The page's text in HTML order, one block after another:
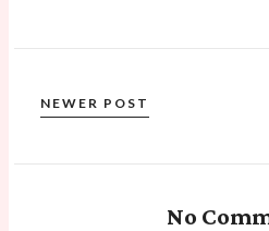
NEWER POST
No